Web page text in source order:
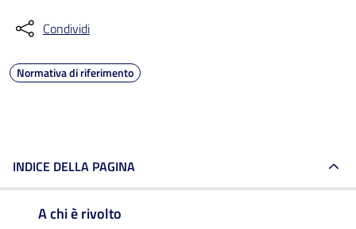
Condividi
Normativa di riferimento
INDICE DELLA PAGINA
A chi è rivolto